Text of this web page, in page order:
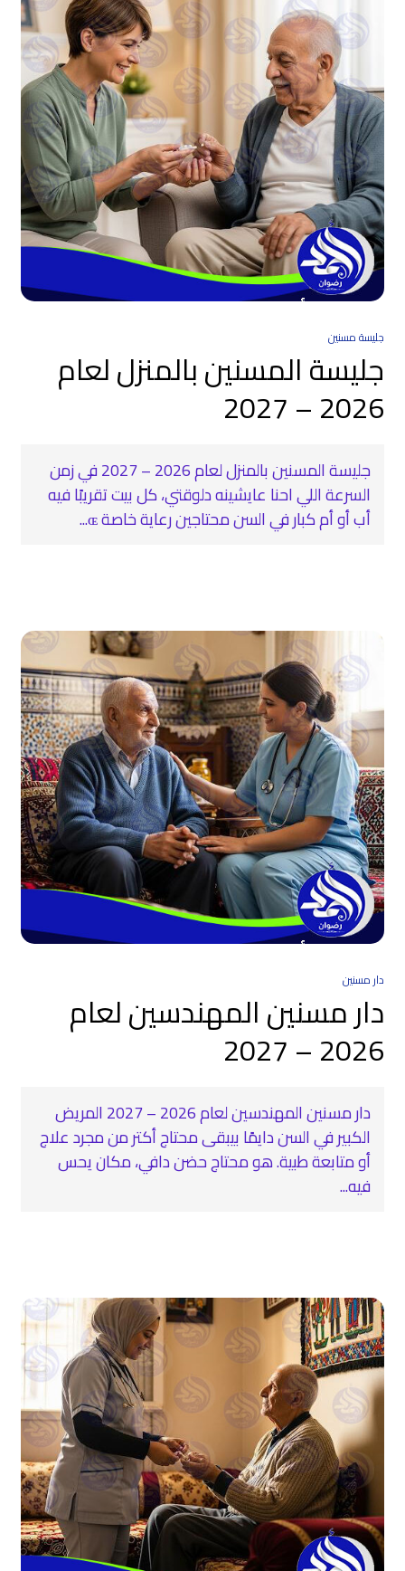
جليسة مسنين
جليسة المسنين بالمنزل لعام
2026 – 2027
جليسة المسنين بالمنزل لعام 2026 – 2027 في زمن
السرعة اللي احنا عايشينه دلوقتي، كل بيت تقريبًا فيه
أب أو أم كبار في السن محتاجين رعاية خاصة ɶ...
دار مسنين
دار مسنين المهندسين لعام
2026 – 2027
دار مسنين المهندسين لعام 2026 – 2027 المريض
الكبير في السن دايمًا بيبقى محتاج أكتر من مجرد علاج
أو متابعة طبية. هو محتاج حضن دافي، مكان يحس
فيه...